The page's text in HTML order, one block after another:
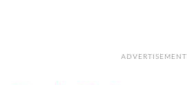
ADVERTISEMENT